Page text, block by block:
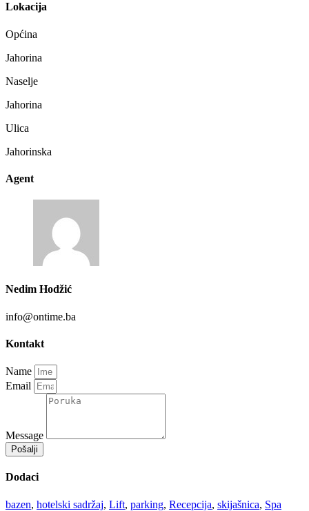
Lokacija
Općina
Jahorina
Naselje
Jahorina
Ulica
Jahorinska
Agent
Nedim Hodžić
info@ontime.ba
Kontakt
Name
Email
Message
Pošalji
Dodaci
bazen, hotelski sadržaj, Lift, parking, Recepcija, skijašnica, Spa